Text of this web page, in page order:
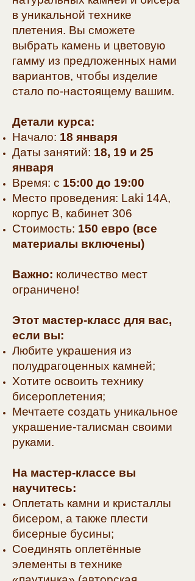
в уникальной технике
плетения. Вы сможете
выбрать камень и цветовую
гамму из предложенных нами
вариантов, чтобы изделие
стало по-настоящему вашим.
Детали курса:
Начало: 18 января
Даты занятий: 18, 19 и 25
января
Время: с 15:00 до 19:00
Место проведения: Laki 14A,
корпус В, кабинет 306
Стоимость: 150 евро (все
материалы включены)
Важно: количество мест
ограничено!
Этот мастер-класс для вас,
если вы:
Любите украшения из
полудрагоценных камней;
Хотите освоить технику
бисероплетения;
Мечтаете создать уникальное
украшение-талисман своими
руками.
На мастер-классе вы
научитесь:
Оплетать камни и кристаллы
бисером, а также плести
бисерные бусины;
Соединять оплетённые
элементы в технике